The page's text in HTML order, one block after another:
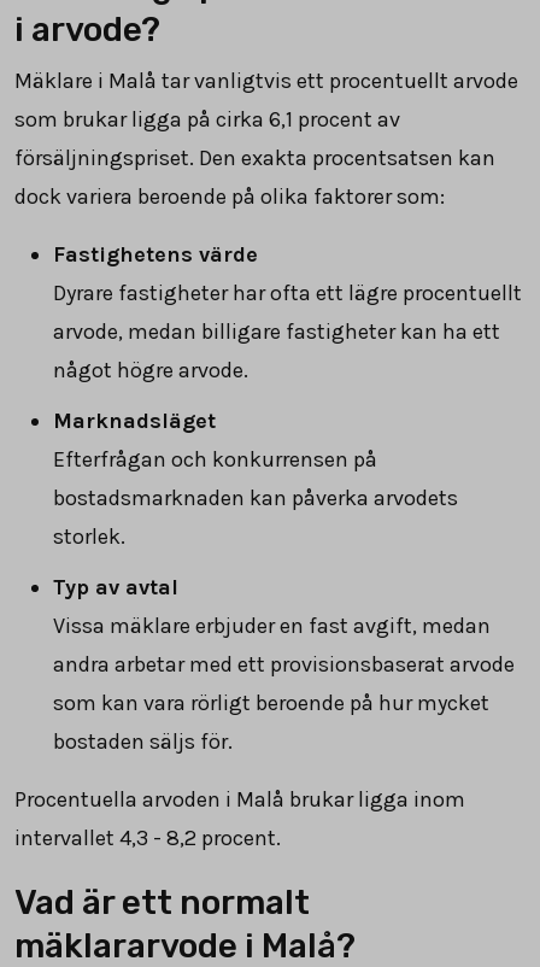
i arvode?
Mäklare i Malå tar vanligtvis ett procentuellt arvode
som brukar ligga på cirka 6,1 procent av
försäljningspriset. Den exakta procentsatsen kan
dock variera beroende på olika faktorer som:
Fastighetens värde
Dyrare fastigheter har ofta ett lägre procentuellt
arvode, medan billigare fastigheter kan ha ett
något högre arvode.
Marknadsläget
Efterfrågan och konkurrensen på
bostadsmarknaden kan påverka arvodets
storlek.
Typ av avtal
Vissa mäklare erbjuder en fast avgift, medan
andra arbetar med ett provisionsbaserat arvode
som kan vara rörligt beroende på hur mycket
bostaden säljs för.
Procentuella arvoden i Malå brukar ligga inom
intervallet 4,3 - 8,2 procent.
Vad är ett normalt
mäklararvode i Malå?